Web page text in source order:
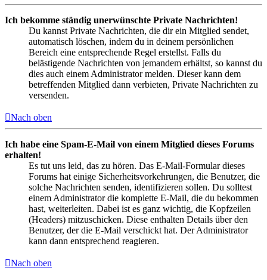
Ich bekomme ständig unerwünschte Private Nachrichten!
Du kannst Private Nachrichten, die dir ein Mitglied sendet,
automatisch löschen, indem du in deinem persönlichen
Bereich eine entsprechende Regel erstellst. Falls du
belästigende Nachrichten von jemandem erhältst, so kannst du
dies auch einem Administrator melden. Dieser kann dem
betreffenden Mitglied dann verbieten, Private Nachrichten zu
versenden.
Nach oben
Ich habe eine Spam-E-Mail von einem Mitglied dieses Forums
erhalten!
Es tut uns leid, das zu hören. Das E-Mail-Formular dieses
Forums hat einige Sicherheitsvorkehrungen, die Benutzer, die
solche Nachrichten senden, identifizieren sollen. Du solltest
einem Administrator die komplette E-Mail, die du bekommen
hast, weiterleiten. Dabei ist es ganz wichtig, die Kopfzeilen
(Headers) mitzuschicken. Diese enthalten Details über den
Benutzer, der die E-Mail verschickt hat. Der Administrator
kann dann entsprechend reagieren.
Nach oben